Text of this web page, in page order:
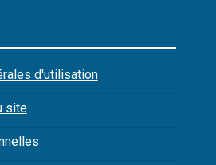
d'utilisation
site